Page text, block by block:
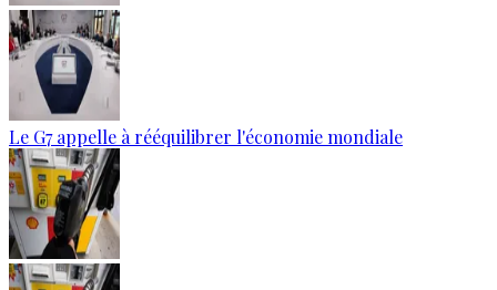
Le G7 appelle à rééquilibrer l'économie mondiale